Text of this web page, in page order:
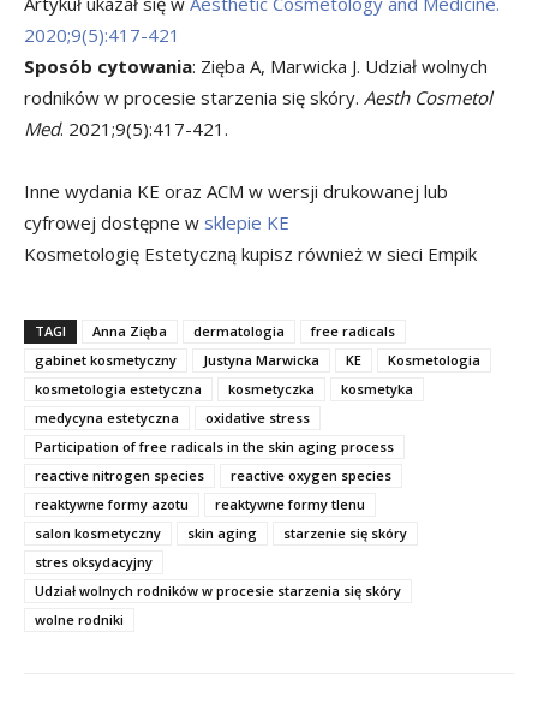
2020;9(5):417-421
Sposób cytowania: Zięba A, Marwicka J. Udział wolnych
rodników w procesie starzenia się skóry. Aesth Cosmetol
Med. 2021;9(5):417-421.
Inne wydania KE oraz ACM w wersji drukowanej lub
cyfrowej dostępne w sklepie KE
Kosmetologię Estetyczną kupisz również w sieci Empik
TAGI Anna Zięba dermatologia
free radicals
gabinet kosmetyczny
Justyna Marwicka KE
Kosmetologia
kosmetologia estetyczna
kosmetyczka
kosmetyka
medycyna estetyczna
oxidative stress
Participation of free radicals in the skin aging process
reactive nitrogen species
reactive oxygen species
reaktywne formy azotu
reaktywne formy tlenu
salon kosmetyczny
skin aging
starzenie się skóry
stres oksydacyjny
Udział wolnych rodników w procesie starzenia się skóry
wolne rodniki